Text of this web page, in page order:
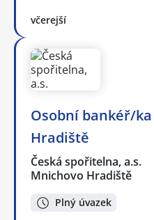
včerejší
Osobní bankéř/
Hradiště
Česká spořitelna, a.s.
Mnichovo Hradiště
Plný úvazek